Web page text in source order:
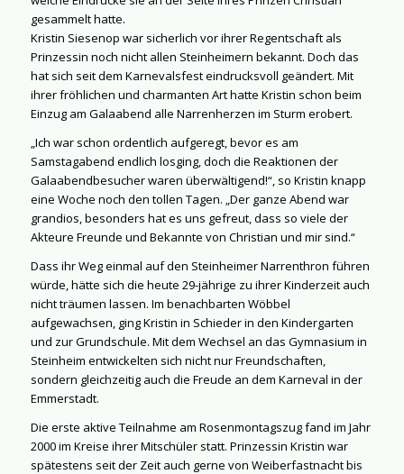
gesammelt hatte.
Kristin Siesenop war sicherlich vor ihrer Regentschaft als
Prinzessin noch nicht allen Steinheimern bekannt. Doch das
hat sich seit dem Karnevalsfest eindrucksvoll geändert. Mit
ihrer fröhlichen und charmanten Art hatte Kristin schon beim
Einzug am Galaabend alle Narrenherzen im Sturm erobert.
„Ich war schon ordentlich aufgeregt, bevor es am
Samstagabend endlich losging, doch die Reaktionen der
Galaabendbesucher waren überwältigend!“, so Kristin knapp
eine Woche noch den tollen Tagen. „Der ganze Abend war
grandios, besonders hat es uns gefreut, dass so viele der
Akteure Freunde und Bekannte von Christian und mir sind.“
Dass ihr Weg einmal auf den Steinheimer Narrenthron führen
würde, hätte sich die heute 29-jährige zu ihrer Kinderzeit auch
nicht träumen lassen. Im benachbarten Wöbbel
aufgewachsen, ging Kristin in Schieder in den Kindergarten
und zur Grundschule. Mit dem Wechsel an das Gymnasium in
Steinheim entwickelten sich nicht nur Freundschaften,
sondern gleichzeitig auch die Freude an dem Karneval in der
Emmerstadt.
Die erste aktive Teilnahme am Rosenmontagszug fand im Jahr
2000 im Kreise ihrer Mitschüler statt. Prinzessin Kristin war
spätestens seit der Zeit auch gerne von Weiberfastnacht bis